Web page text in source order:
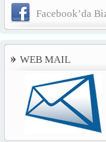
Facebook’da
WEB MAIL